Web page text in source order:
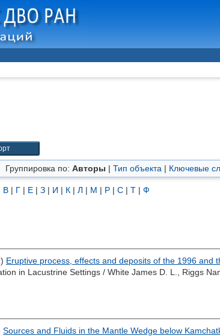
Группировка по: Авторы | Тип объекта | Ключевые
В | Г | Е | З | И | К | Л | М | Р | С | Т | Ф
Eruptive process, effects and deposits of the 1996 and
in Lacustrine Settings / White James D. L. Riggs
Sources and Fluids in the Mantle Wedge below